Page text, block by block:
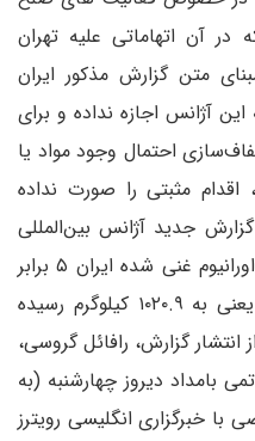
آن اتهاماتی علیه تهران
متن گزارش مذکور ایران
آژانس اجازه نداده و برای
احتمال وجود مواد یا
مثبتی را صورت نداده
جدید آژانس بین‌المللی
انرژی اتمی مطرح شده که ذخایر اورانیوم غنی شده ایران ۵ برابر
محدودیت تعیین شده در برجام یعنی به ۱۰۲۰.۹ کیلوگرم رسیده
گزارش، رافائل گروسی،
بامداد دیروز چهارشنبه (به
خبرگزاری انگلیسی رویترز